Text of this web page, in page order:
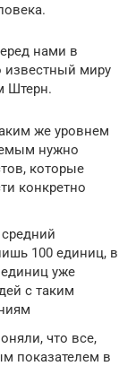
нами в
известный миру
Штерн.
же уровнем
нужно
которые
конкретно
100 единиц, в
единиц уже
с таким
что все,
показателем в